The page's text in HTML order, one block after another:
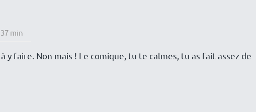
min
à y faire. Non mais ! Le comique, tu te calmes, tu as fait assez de